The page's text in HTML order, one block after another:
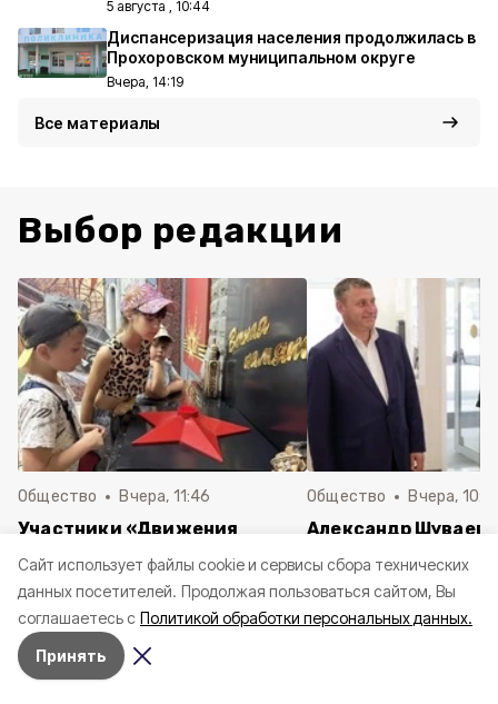
Cайт использует файлы cookie и сервисы сбора технических
данных посетителей. Продолжая пользоваться сайтом, Вы
соглашаетесь с Политикой обработки персональных данных.
Принять
5 августа , 10:44
Диспансеризация населения продолжилась в
Прохоровском муниципальном округе
Вчера, 14:19
Все материалы
Выбор редакции
Общество Вчера, 11:46
Участники «Движения
гимназии посетили с
экскурсией
железнодорожный вокзал
Общество Вчера,
Александр Шуваев
отделение Детской
областной
больницы